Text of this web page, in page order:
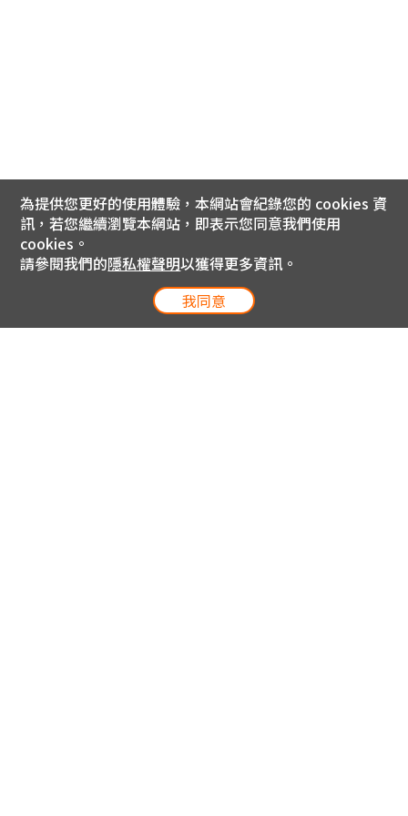
為提供您更好的使用體驗，本網站會紀錄您的 cookies 資
訊，若您繼續瀏覽本網站，即表示您同意我們使用
cookies。
請參閱我們的隱私權聲明以獲得更多資訊。
我同意